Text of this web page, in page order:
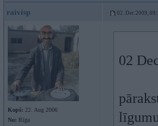
raivisp 02. Dec 2009,
Kopš: 22. Aug 2006
No: Rīga
02